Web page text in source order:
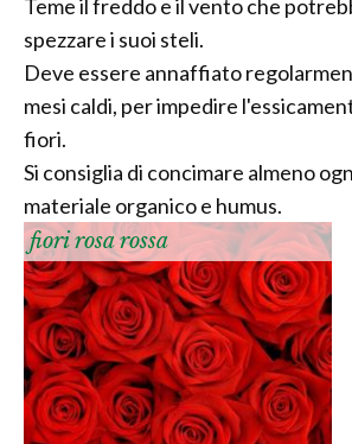
Teme il freddo e il vento che
spezzare i suoi steli.
Deve essere annaffiato
mesi caldi, per impedire
fiori.
Si consiglia di concimare almeno
materiale organico e humus.
fiori rosa rossa